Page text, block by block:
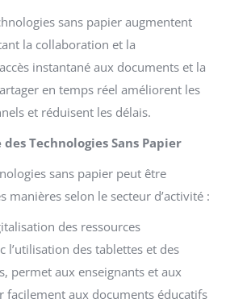
sans papier augmentent
la collaboration et la
instantané aux documents et la
en temps réel améliorent les
et réduisent les délais.
Technologies Sans Papier
sans papier peut être
manières selon le secteur d’activité :
des ressources
l’utilisation des tablettes et des
permet aux enseignants et aux
facilement aux documents éducatifs